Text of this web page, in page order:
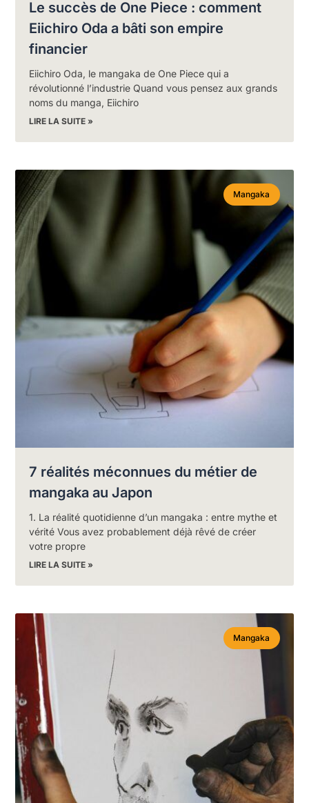
Le succès de One Piece : comment
Eiichiro Oda a bâti son empire
financier
Eiichiro Oda, le mangaka de One Piece qui a
révolutionné l’industrie Quand vous pensez aux grands
noms du manga, Eiichiro
LIRE LA SUITE »
Mangaka
7 réalités méconnues du métier de
mangaka au Japon
1. La réalité quotidienne d’un mangaka : entre mythe et
vérité Vous avez probablement déjà rêvé de créer
votre propre
LIRE LA SUITE »
Mangaka